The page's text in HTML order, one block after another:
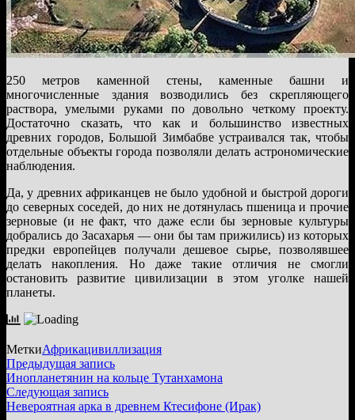
250 метров каменной стены, каменные башни и
многочисленные здания возводились без скрепляющего
раствора, умелыми руками по довольно четкому проекту.
Достаточно сказать, что как и большинство известных
древних городов, Большой Зимбабве устраивался так, чтобы
отдельные объекты города позволяли делать астрономические
наблюдения.
Да, у древних африканцев не было удобной и быстрой дороги
до северных соседей, до них не дотянулась пшеница и прочие
зерновые (и не факт, что даже если бы зерновые культуры
добрались до Засахарья — они бы там прижились) из которых
предки европейцев получали дешевое сырье, позволявшее
делать накопления. Но даже такие отличия не смогли
остановить развитие цивилизации в этом уголке нашей
планеты.
МеткиАфрикацивиллизация
Навигация
по
записям
Предыдущая записьПредыдущая
запись:
Инопланетянин на кольце Тутанхамона
Следующая записьСледующая
запись:
Невероятная арка в древнем Ктесифоне (Ирак)